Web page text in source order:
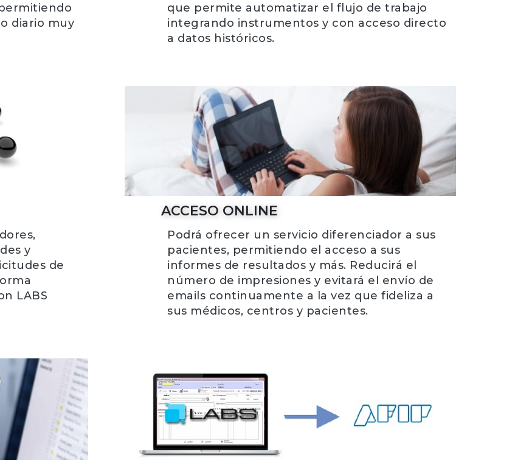
diario muy
que permite automatizar el flujo de trabajo
integrando instrumentos y con acceso directo
a datos históricos.
y
de
LABS
ACCESO ONLINE
Podrá ofrecer un servicio diferenciador a sus
pacientes, permitiendo el acceso a sus
informes de resultados y más. Reducirá el
número de impresiones y evitará el envío de
emails continuamente a la vez que fideliza a
sus médicos, centros y pacientes.